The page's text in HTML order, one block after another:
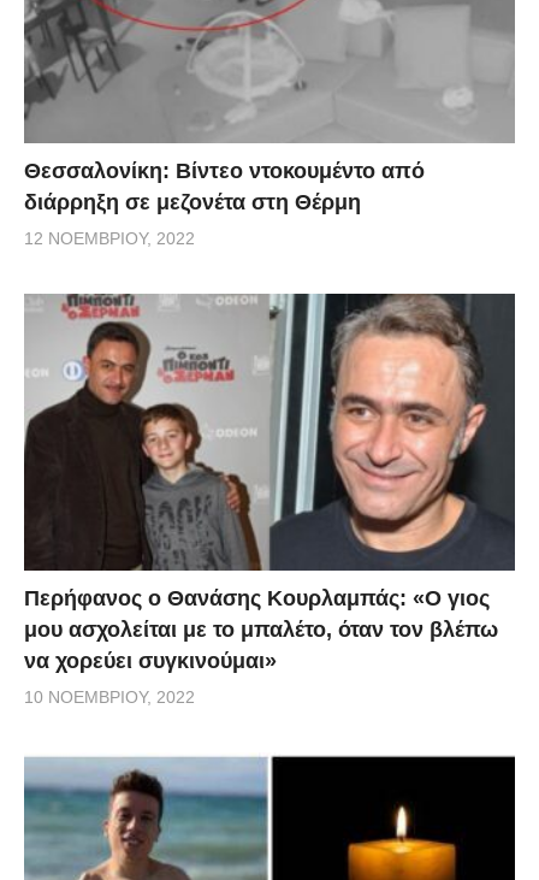
Θεσσαλονίκη: Βίντεο ντοκουμέντο από
διάρρηξη σε μεζονέτα στη Θέρμη
12 ΝΟΕΜΒΡΊΟΥ, 2022
Περήφανος ο Θανάσης Κουρλαμπάς: «Ο γιος
μου ασχολείται με το μπαλέτο, όταν τον βλέπω
να χορεύει συγκινούμαι»
10 ΝΟΕΜΒΡΊΟΥ, 2022